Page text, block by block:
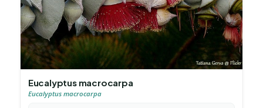
Eucalyptus macrocarpa
Eucalyptus macrocarpa